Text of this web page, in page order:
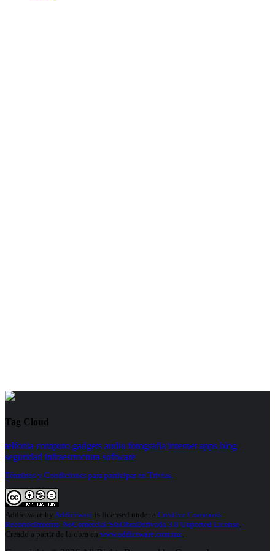
Tag Cloud
telfonia computo gadgets audio fotografia internet apps blog
seguridad infraestructura software
Términos y Condiciones para participar en Trivias.
Addictware by Addictware is licensed under a Creative Commons
Reconocimiento-NoComercial-SinObraDerivada 3.0 Unported License
Creado a partir de la obra en www.addictware.com.mx